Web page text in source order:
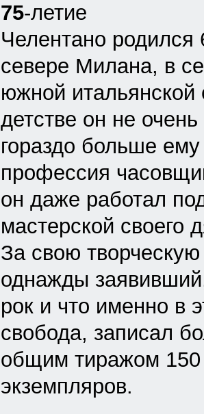
75-летие
Челентано родился
севере Милана, в
южной
детстве он не
гораздо больше
профессия
он даже работал
мастерской своего
За свою
однажды
рок и что именно в
свобода, записал
общим тиражом
экземпляров.